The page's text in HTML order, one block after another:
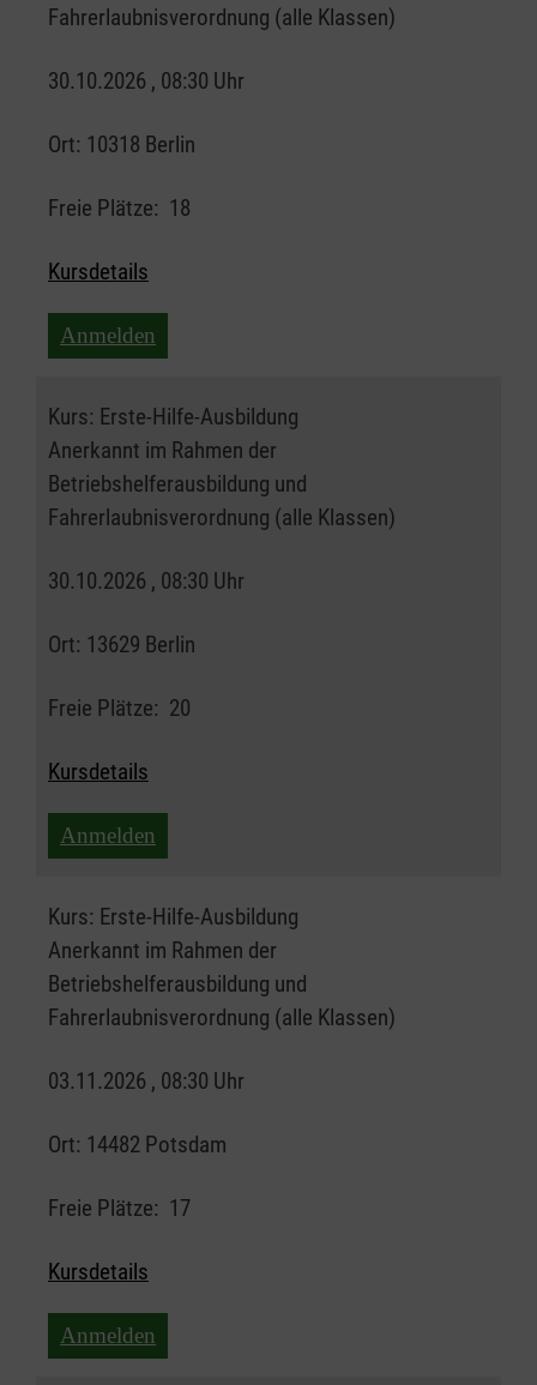
Fahrerlaubnisverordnung (alle Klassen)
30.10.2026 , 08:30 Uhr
Ort: 10318 Berlin
Freie Plätze: 18
Kursdetails
Anmelden
Kurs: Erste-Hilfe-Ausbildung
Anerkannt im Rahmen der
Betriebshelferausbildung und
Fahrerlaubnisverordnung (alle Klassen)
30.10.2026 , 08:30 Uhr
Ort: 13629 Berlin
Freie Plätze: 20
Kursdetails
Anmelden
Kurs: Erste-Hilfe-Ausbildung
Anerkannt im Rahmen der
Betriebshelferausbildung und
Fahrerlaubnisverordnung (alle Klassen)
03.11.2026 , 08:30 Uhr
Ort: 14482 Potsdam
Freie Plätze: 17
Kursdetails
Anmelden